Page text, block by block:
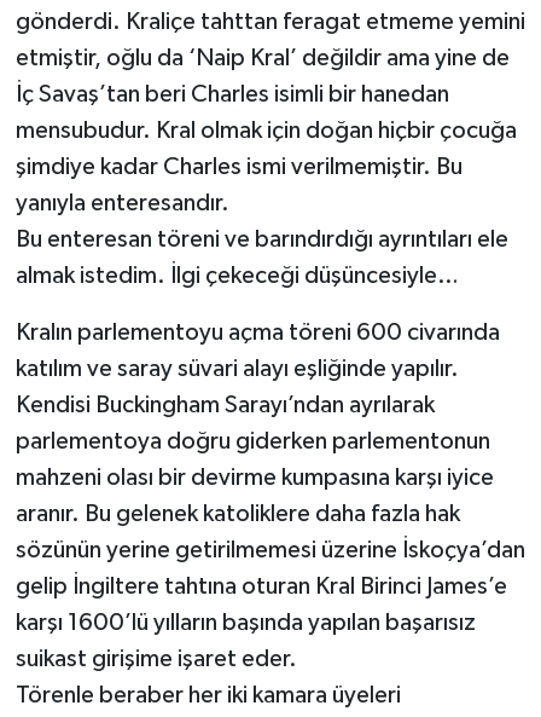
gönderdi. Kraliçe tahttan feragat etmeme yemini
etmiştir, oğlu da ‘Naip Kral’ değildir ama yine de
İç Savaş’tan beri Charles isimli bir hanedan
mensubudur. Kral olmak için doğan hiçbir çocuğa
şimdiye kadar Charles ismi verilmemiştir. Bu
yanıyla enteresandır.
Bu enteresan töreni ve barındırdığı ayrıntıları ele
almak istedim. İlgi çekeceği düşüncesiyle…
Kralın parlementoyu açma töreni 600 civarında
katılım ve saray süvari alayı eşliğinde yapılır.
Kendisi Buckingham Sarayı’ndan ayrılarak
parlementoya doğru giderken parlementonun
mahzeni olası bir devirme kumpasına karşı iyice
aranır. Bu gelenek katoliklere daha fazla hak
sözünün yerine getirilmemesi üzerine İskoçya’dan
gelip İngiltere tahtına oturan Kral Birinci James’e
karşı 1600’lü yılların başında yapılan başarısız
suikast girişime işaret eder.
Törenle beraber her iki kamara üyeleri